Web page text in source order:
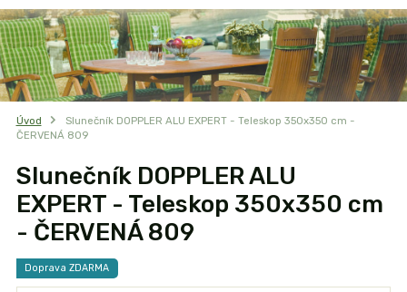
Úvod
Slunečník DOPPLER ALU EXPERT - Teleskop 350x350 cm -
ČERVENÁ 809
Slunečník DOPPLER ALU
EXPERT - Teleskop 350x350 cm
- ČERVENÁ 809
Doprava ZDARMA